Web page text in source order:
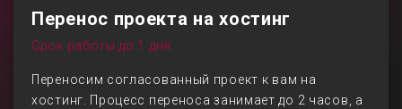
Перенос проекта на хостинг
Срок работы до 1 дня
Переносим согласованный проект к вам на
хостинг. Процесс переноса занимает до 2 часов, а